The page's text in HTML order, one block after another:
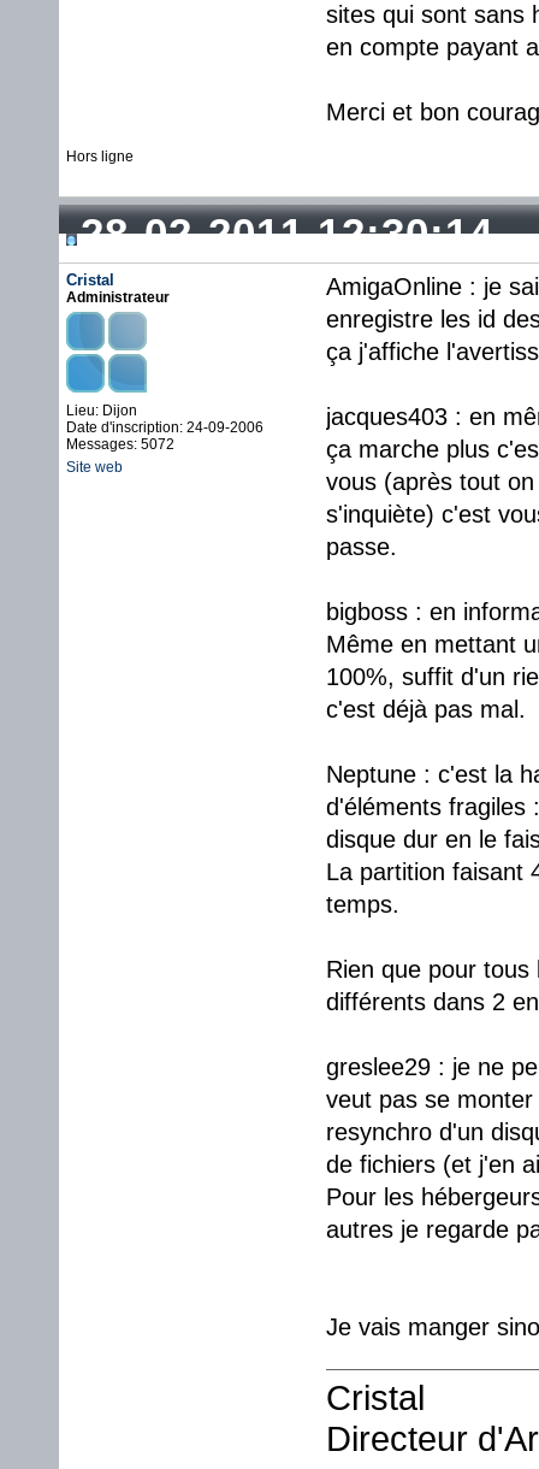
sites qui sont sans
en compte payant
Merci et bon
Hors ligne
28-02-2011 12:30:14
Cristal
Administrateur
Lieu: Dijon
Date d'inscription: 24-09-2006
Messages: 5072
Site web
AmigaOnline : je
enregistre les id
ça j'affiche
jacques403 : en
ça marche plus
vous (après tout
s'inquiète) c'est
passe.
bigboss : en
Même en mettant
100%, suffit d'un
c'est déjà pas mal.
Neptune : c'est la
d'éléments fragiles
disque dur en le
La partition faisant
temps.
Rien que pour
différents dans 2
greslee29 : je ne
veut pas se
resynchro d'un
de fichiers (et j'en
Pour les
autres je regarde
Je vais manger
Cristal
Directeur